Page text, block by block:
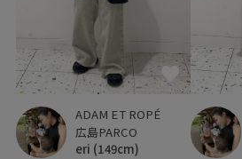
ADAM ET ROPÉ
広島PARCO
eri (149cm)